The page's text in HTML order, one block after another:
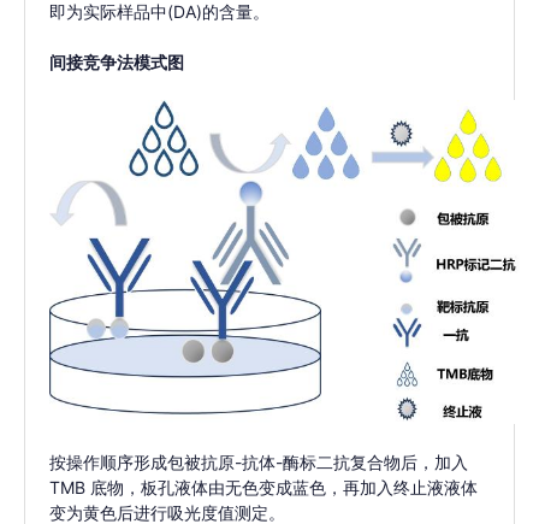
即为实际样品中(DA)的含量。
间接竞争法模式图
按操作顺序形成包被抗原-抗体-酶标二抗复合物后，加入
TMB 底物，板孔液体由无色变成蓝色，再加入终止液液体
变为黄色后进行吸光度值测定。